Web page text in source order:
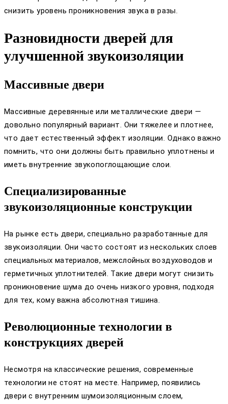
снизить уровень проникновения звука в разы.
Разновидности дверей для
улучшенной звукоизоляции
Массивные двери
Массивные деревянные или металлические двери —
довольно популярный вариант. Они тяжелее и плотнее,
что дает естественный эффект изоляции. Однако важно
помнить, что они должны быть правильно уплотнены и
иметь внутренние звукопоглощающие слои.
Специализированные
звукоизоляционные конструкции
На рынке есть двери, специально разработанные для
звукоизоляции. Они часто состоят из нескольких слоев
специальных материалов, межслойных воздуховодов и
герметичных уплотнителей. Такие двери могут снизить
проникновение шума до очень низкого уровня, подходя
для тех, кому важна абсолютная тишина.
Революционные технологии в
конструкциях дверей
Несмотря на классические решения, современные
технологии не стоят на месте. Например, появились
двери с внутренним шумоизоляционным слоем,